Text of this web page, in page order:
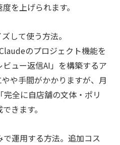
を上げられます。
して使う方法。
のプロジェクト機能を
ュー返信AI」を構築するア
や手間がかかりますが、月
全に自店舗の文体・ポリ
きます。
運用する方法。追加コス